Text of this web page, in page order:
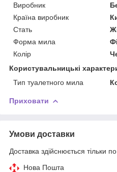
Виробник
Країна виробник
Стать
Форма мила
Колір
Користувальницькі
Тип туалетного мила
Приховати
Умови доставки
Доставка здійснюється тільки
Нова Пошта